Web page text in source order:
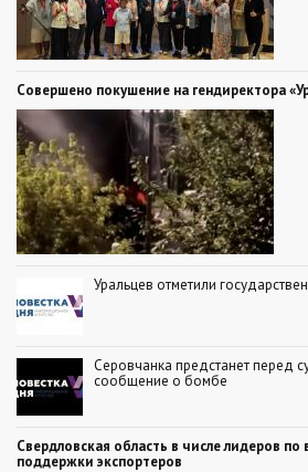
Совершено покушение на гендиректора
Уральцев отметили
Серовчанка предстанет перед
сообщение о бомбе
Свердловская область в числе лидеров
поддержки экспортеров